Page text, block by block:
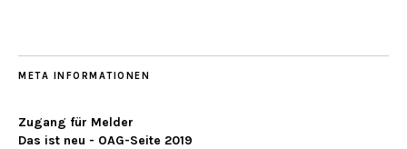
META INFORMATIONEN
Zugang für Melder
Das ist neu - OAG-Seite 2019